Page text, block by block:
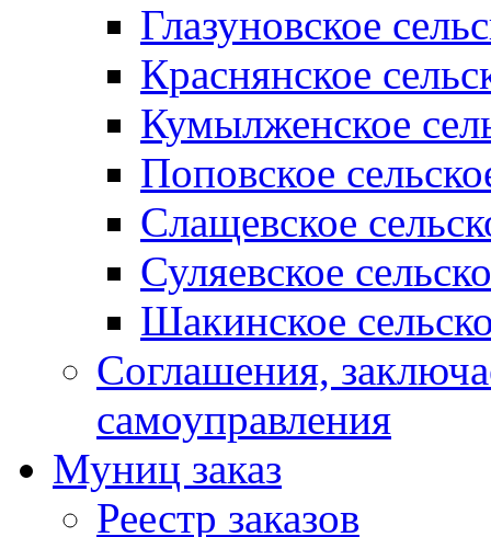
Глазуновское
Краснянское
Кумылженское
Поповское
Слащевское
Суляевское
Шакинское
Соглашения,
самоуправления
Муниц заказ
Реестр заказов